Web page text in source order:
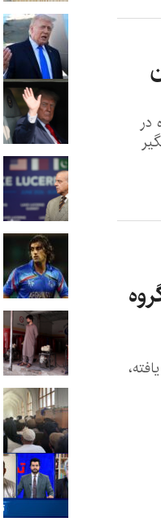
در
دستگیر